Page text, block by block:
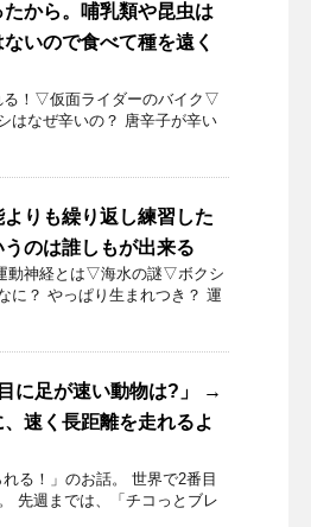
から。哺乳類や昆虫は
いので食べて種を遠く
る！▽仮面ライダーのバイク▽
はなぜ辛いの？ 唐辛子が辛い
りも繰り返し練習した
のは誰しもが出来る
動神経とは▽海水の謎▽ボクシ
に？ やっぱり生まれつき？ 運
に足が速い動物は?」 →
速く長距離を走れるよ
る！」のお話。 世界で2番目
先週までは、「チコっとブレ